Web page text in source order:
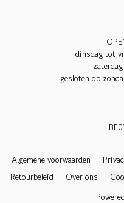
dinsdag tot
gesloten op
Algemene voorwaarden
Retourbeleid
Over ons